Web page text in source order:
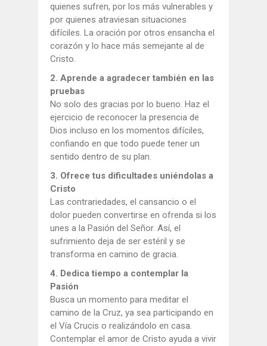
quienes sufren, por los más vulnerables y
por quienes atraviesan situaciones
difíciles. La oración por otros ensancha el
corazón y lo hace más semejante al de
Cristo.
2. Aprende a agradecer también en las
pruebas
No solo des gracias por lo bueno. Haz el
ejercicio de reconocer la presencia de
Dios incluso en los momentos difíciles,
confiando en que todo puede tener un
sentido dentro de su plan.
3. Ofrece tus dificultades uniéndolas a
Cristo
Las contrariedades, el cansancio o el
dolor pueden convertirse en ofrenda si los
unes a la Pasión del Señor. Así, el
sufrimiento deja de ser estéril y se
transforma en camino de gracia.
4. Dedica tiempo a contemplar la
Pasión
Busca un momento para meditar el
camino de la Cruz, ya sea participando en
el Vía Crucis o realizándolo en casa.
Contemplar el amor de Cristo ayuda a vivir